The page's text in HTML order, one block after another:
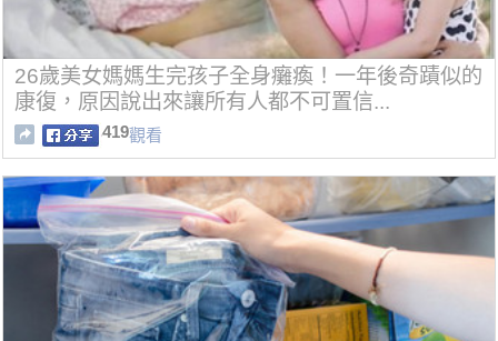
26歲美女媽媽生完孩子全身癱瘓！一年後奇蹟似的
康復，原因說出來讓所有人都不可置信...
419觀看